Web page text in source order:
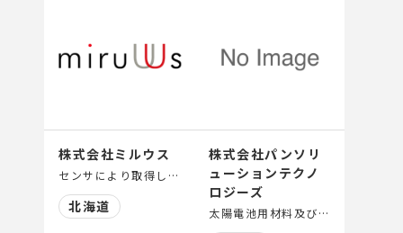
株式会社ミルウス
センサにより取得したデータ・情報の処理、蓄積、解析、評価及び提供
北海道
株式会社パンソリ
ューションテクノ
ロジーズ
太陽電池用材料及び半導体用材料検査装置の製造・販売